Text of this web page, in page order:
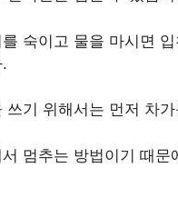
숙이고 물을 마시면
쓰기 위해서는 먼저 차
멈추는 방법이기 때